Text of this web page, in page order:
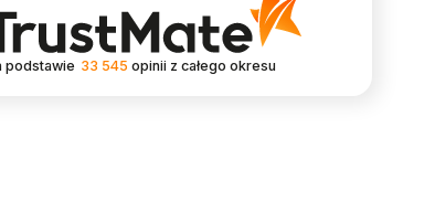
podstawie 33 545 opinii z całego okresu